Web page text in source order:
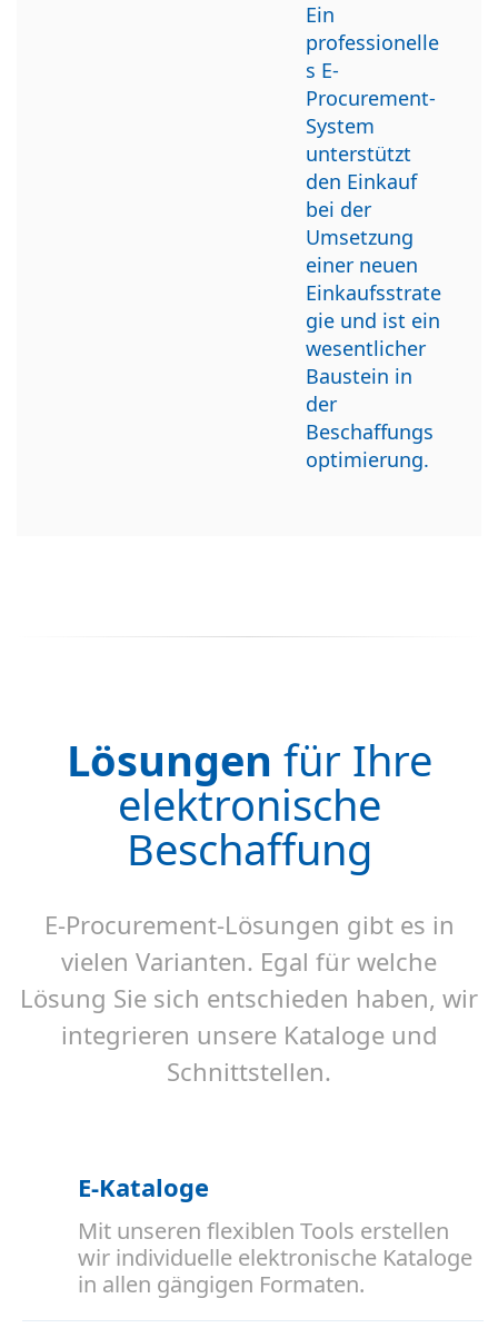
Ein
professionelle
s E-
Procurement-
System
unterstützt
den Einkauf
bei der
Umsetzung
einer neuen
Einkaufsstrate
gie und ist ein
wesentlicher
Baustein in
der
Beschaffungs
optimierung.
Lösungen für Ihre
elektronische
Beschaffung
E-Procurement-Lösungen gibt es in
vielen Varianten. Egal für welche
Lösung Sie sich entschieden haben, wir
integrieren unsere Kataloge und
Schnittstellen.
E-Kataloge
Mit unseren flexiblen Tools erstellen
wir individuelle elektronische Kataloge
in allen gängigen Formaten.